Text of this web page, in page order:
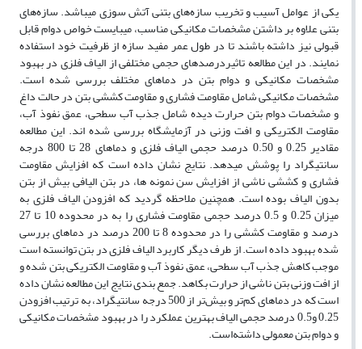
یکی از عوامل آسیب و تخریب سازه‌های بتنی آتش سوزی میباشد. سازه‌های
بتنی علاوه بر داشتن مشخصات مکانیکی مناسب، میبایست خواص دوام قابل
قبولی نیز داشته باشند تا در طول عمر مفید سازه از ظرفیت خود استفاده
نمایند. در این مطالعه تاثیردرصدهای حجمی مختلفی از الیاف فلزی در بهبود
مشخصات مکانیکی و دوام بتن در دماهای مختلف بررسی شده است.
مشخصات مکانیکی شامل مقاومت فشاری و مقاومت کششی بتن در حالت داغ
و مشخصات دوام بتن حرارت دیده شامل جذب آب سطحی، عمق نفوذ آب،
مقاومت الکتریکی و افت وزنی در آزمایشگاه بررسی شده اند. این مطالعه
مقادیر 0.25 و 0.50 درصد حجمی الیاف فلزی و دماهای 28 تا 800 درجه
سانتیگراد را پوشش میدهد. نتایج نشان داده است که افزایش مقاومت
فشاری و کششی ناشی از افزایش سن نمونه ها، در بتن الیافی بیش از بتن
بدون الیاف بوده است. همچنین ملاحظه گردید که افزودن الیاف فلزی به
میزان 0.25 و 0.5 درصد حجمی مقاومت فشاری را به در محدوده 10 تا 27
درصد و مقاومت کششی را در محدوده 8 تا 200 درصد در دماهای بررسی
شده بهبود داده است. از طرف دیگر کاربرد الیاف فلزی در بتن توانسته است
موجب کاهش جذب آب سطحی، عمق نفوذ آب و مقاومت الکتریکی بتن شده و
از افت وزنی بتن ناشی از حرارت بکاهد. جمع بندی نتایج این مطالعه نشان داده
است که در دماهای کم‌تر و بیش‌تر از 500 درجه سانتیگراد، به ترتیب افزودن
0.25 و0.5 درصد حجمی الیاف بهترین عملکرد را در بهبود مشخصات مکانیکی
و دوام بتن معمولی داشته‌است.